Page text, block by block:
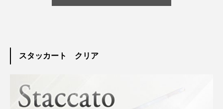
スタッカート クリア